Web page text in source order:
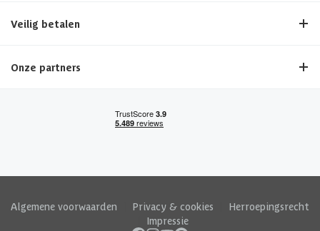
Veilig betalen
Onze partners
Algemene voorwaarden Privacy & cookies
Herroepingsrecht
Impressie